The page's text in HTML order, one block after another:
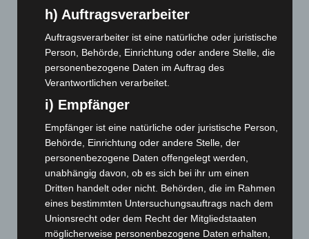
April 2025(88)
März 2025(111)
Februar 2025(96)
Januar 2025
(88)
Dezember 2024(89)
Oktober 2024 (93)
September 2024(112)
August 2024(107)
Juli 2024(89)
Juni 2024(107)
h) Auftragsverarbeiter
Auftragsverarbeiter ist eine natürliche oder juristische
Person, Behörde, Einrichtung oder andere Stelle, die
personenbezogene Daten im Auftrag des
Verantwortlichen verarbeitet.
i) Empfänger
Empfänger ist eine natürliche oder juristische Person,
Behörde, Einrichtung oder andere Stelle, der
personenbezogene Daten offengelegt werden,
unabhängig davon, ob es sich bei ihr um einen
Dritten handelt oder nicht. Behörden, die im Rahmen
eines bestimmten Untersuchungsauftrags nach dem
Unionsrecht oder dem Recht der Mitgliedstaaten
möglicherweise personenbezogene Daten erhalten,